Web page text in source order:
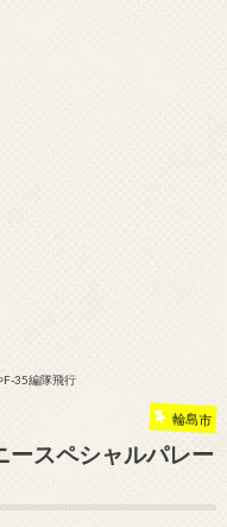
F-35編隊飛行
輪島市
ースペシャルパレー